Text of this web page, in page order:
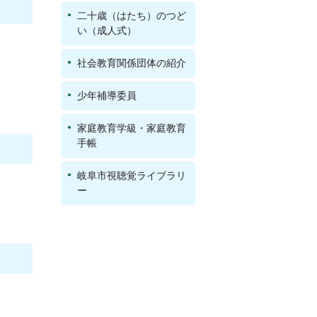
二十歳（はたち）のつど
い（成人式）
社会教育関係団体の紹介
少年補導委員
家庭教育学級・家庭教育
手帳
岐阜市視聴覚ライブラリ
ー